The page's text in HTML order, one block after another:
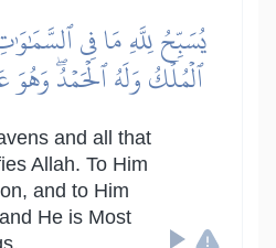
يُسَبِّحُ لِلَّهِ مَا فِي
ٱلۡمُلۡكُ وَلَهُ ٱلۡحَمۡدُۖ
and all that
Allah. To Him
and to Him
He is Most